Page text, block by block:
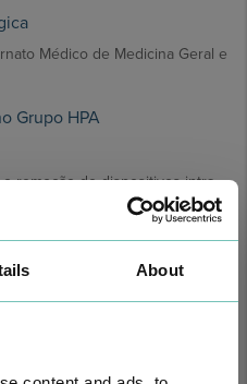
About
Médico de Medicina Geral e
Grupo HPA
remoção de dispositivos intra-
Realização de